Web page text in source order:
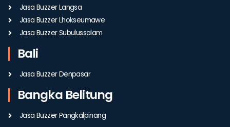
Jasa Buzzer Langsa
Jasa Buzzer Lhokseumawe
Jasa Buzzer Subulussalam
Bali
Jasa Buzzer Denpasar
Bangka Belitung
Jasa Buzzer Pangkalpinang